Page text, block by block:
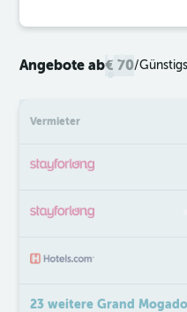
Angebote ab€ 70/
Vermieter
23 weitere Grand